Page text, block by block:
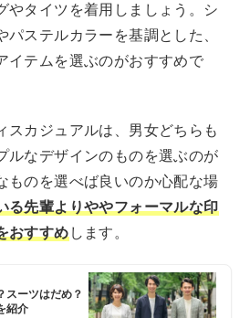
やタイツを着用しましょう。シ
パステルカラーを基調とした、
イテムを選ぶのがおすすめで
スカジュアルは、男女どちらも
ルなデザインのものを選ぶのが
ものを選べば良いのか心配な場
る先輩よりややフォーマルな印
おすすめします。
スーツはだめ？
紹介